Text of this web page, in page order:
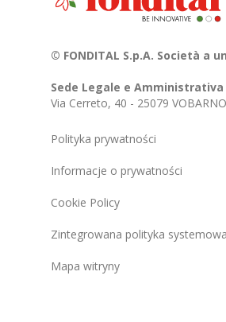
© FONDITAL S.p.A. Società a
Sede Legale e Amministrativa
Via Cerreto, 40 - 25079
Polityka prywatności
Informacje o prywatności
Cookie Policy
Zintegrowana polityka systemowa
Mapa witryny